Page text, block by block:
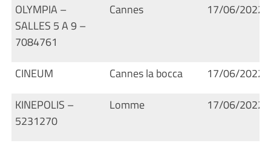
OLYMPIA –
SALLES 5 A 9 –
7084761
Cannes 17/06/2022
CINEUM Cannes la bocca
17/06/2022
KINEPOLIS –
5231270
Lomme 17/06/2022